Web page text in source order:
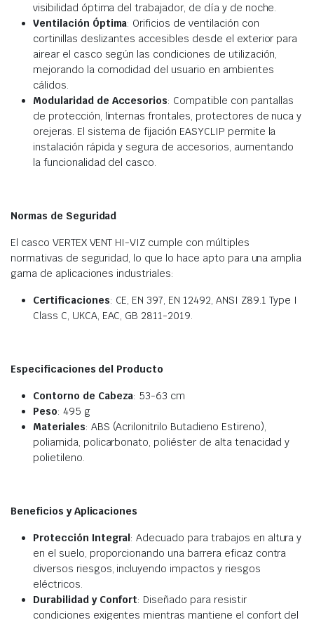
visibilidad óptima del trabajador, de día y de noche.
Ventilación Óptima: Orificios de ventilación con
cortinillas deslizantes accesibles desde el exterior para
airear el casco según las condiciones de utilización,
mejorando la comodidad del usuario en ambientes
cálidos.
Modularidad de Accesorios: Compatible con pantallas
de protección, linternas frontales, protectores de nuca y
orejeras. El sistema de fijación EASYCLIP permite la
instalación rápida y segura de accesorios, aumentando
la funcionalidad del casco.
Normas de Seguridad
El casco VERTEX VENT HI-VIZ cumple con múltiples
normativas de seguridad, lo que lo hace apto para una amplia
gama de aplicaciones industriales:
Certificaciones: CE, EN 397, EN 12492, ANSI Z89.1 Type I
Class C, UKCA, EAC, GB 2811-2019.
Especificaciones del Producto
Contorno de Cabeza: 53-63 cm
Peso: 495 g
Materiales: ABS (Acrilonitrilo Butadieno Estireno),
poliamida, policarbonato, poliéster de alta tenacidad y
polietileno.
Beneficios y Aplicaciones
Protección Integral: Adecuado para trabajos en altura y
en el suelo, proporcionando una barrera eficaz contra
diversos riesgos, incluyendo impactos y riesgos
eléctricos.
Durabilidad y Confort: Diseñado para resistir
condiciones exigentes mientras mantiene el confort del